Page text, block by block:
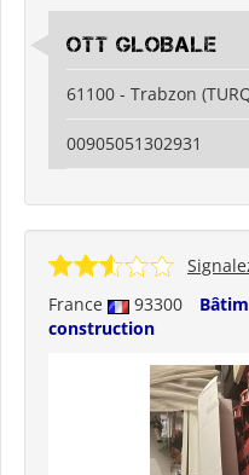
OTT GLOBALE
61100 - Trabzon
00905051302931
France 93300
construction